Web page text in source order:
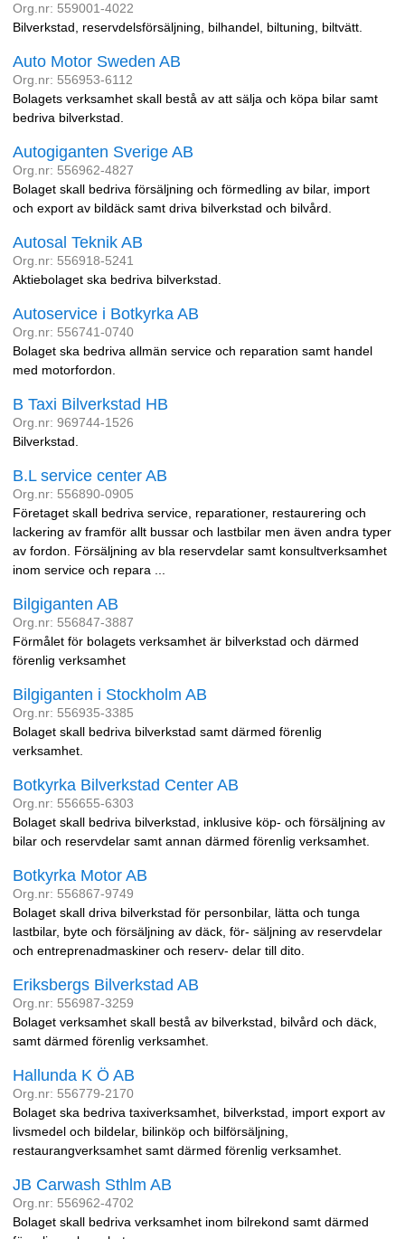
Org.nr: 559001-4022
Bilverkstad, reservdelsförsäljning, bilhandel, biltuning, biltvätt.
Auto Motor Sweden AB
Org.nr: 556953-6112
Bolagets verksamhet skall bestå av att sälja och köpa bilar samt
bedriva bilverkstad.
Autogiganten Sverige AB
Org.nr: 556962-4827
Bolaget skall bedriva försäljning och förmedling av bilar, import
och export av bildäck samt driva bilverkstad och bilvård.
Autosal Teknik AB
Org.nr: 556918-5241
Aktiebolaget ska bedriva bilverkstad.
Autoservice i Botkyrka AB
Org.nr: 556741-0740
Bolaget ska bedriva allmän service och reparation samt handel
med motorfordon.
B Taxi Bilverkstad HB
Org.nr: 969744-1526
Bilverkstad.
B.L service center AB
Org.nr: 556890-0905
Företaget skall bedriva service, reparationer, restaurering och
lackering av framför allt bussar och lastbilar men även andra typer
av fordon. Försäljning av bla reservdelar samt konsultverksamhet
inom service och repara ...
Bilgiganten AB
Org.nr: 556847-3887
Förmålet för bolagets verksamhet är bilverkstad och därmed
förenlig verksamhet
Bilgiganten i Stockholm AB
Org.nr: 556935-3385
Bolaget skall bedriva bilverkstad samt därmed förenlig
verksamhet.
Botkyrka Bilverkstad Center AB
Org.nr: 556655-6303
Bolaget skall bedriva bilverkstad, inklusive köp- och försäljning av
bilar och reservdelar samt annan därmed förenlig verksamhet.
Botkyrka Motor AB
Org.nr: 556867-9749
Bolaget skall driva bilverkstad för personbilar, lätta och tunga
lastbilar, byte och försäljning av däck, för- säljning av reservdelar
och entreprenadmaskiner och reserv- delar till dito.
Eriksbergs Bilverkstad AB
Org.nr: 556987-3259
Bolaget verksamhet skall bestå av bilverkstad, bilvård och däck,
samt därmed förenlig verksamhet.
Hallunda K Ö AB
Org.nr: 556779-2170
Bolaget ska bedriva taxiverksamhet, bilverkstad, import export av
livsmedel och bildelar, bilinköp och bilförsäljning,
restaurangverksamhet samt därmed förenlig verksamhet.
JB Carwash Sthlm AB
Org.nr: 556962-4702
Bolaget skall bedriva verksamhet inom bilrekond samt därmed